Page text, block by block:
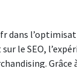
dans
le SEO,
Grâce